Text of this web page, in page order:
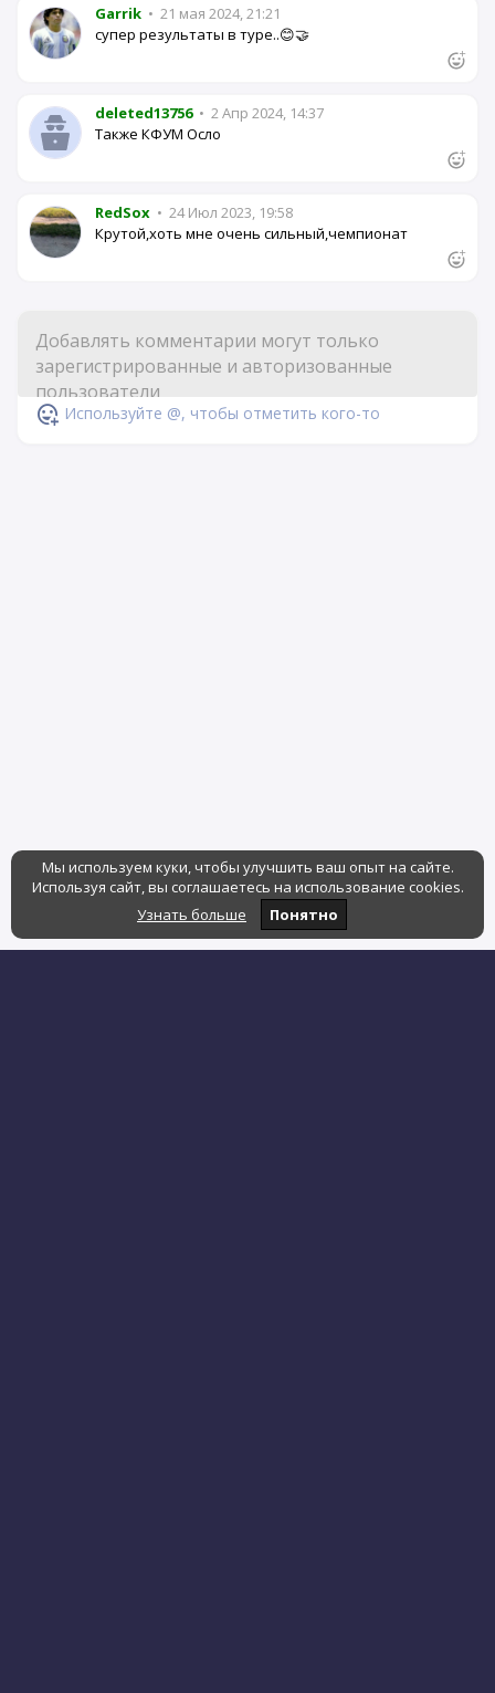
Garrik • 21 мая 2024, 21:21
супер результаты в туре..😊🤝
deleted13756 • 2 Апр 2024, 14:37
Также КФУМ Осло
RedSox • 24 Июл 2023, 19:58
Крутой,хоть мне очень сильный,чемпионат
Используйте @, чтобы отметить кого-то
Мы используем куки, чтобы улучшить ваш опыт на сайте.
Используя сайт, вы соглашаетесь на использование cookies.
Узнать больше
Понятно